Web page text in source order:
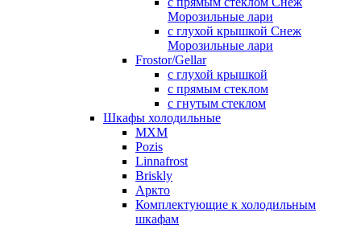
Морозильные лари
с глухой крышкой Снеж
Морозильные лари
Frostor/Gellar
с глухой крышкой
с прямым стеклом
с гнутым стеклом
Шкафы холодильные
МХМ
Pozis
Linnafrost
Briskly
Аркто
Комплектующие к холодильным
шкафам